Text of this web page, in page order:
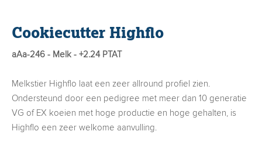
Cookiecutter Highflo
aAa-246 - Melk - +2.24 PTAT
Melkstier Highflo laat een zeer allround profiel zien.
Ondersteund door een pedigree met meer dan 10 generatie
VG of EX koeien met hoge productie en hoge gehalten, is
Highflo een zeer welkome aanvulling.